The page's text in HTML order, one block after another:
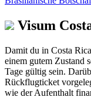
Visum
Damit du in Costa
einem gutem Zustand
Tage gültig sein.
Rückflugticket
wie der Aufenthalt